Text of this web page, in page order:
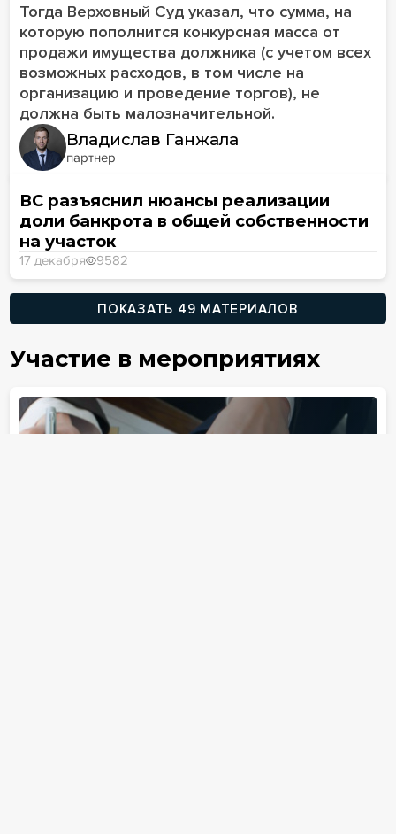
Тогда Верховный Суд указал, что сумма, на
которую пополнится конкурсная масса от
продажи имущества должника (с учетом всех
возможных расходов, в том числе на
организацию и проведение торгов), не
должна быть малозначительной.
Владислав Ганжала
партнер
ВС разъяснил нюансы реализации
доли банкрота в общей собственности
на участок
17 декабря 9582
ПОКАЗАТЬ 49 МАТЕРИАЛОВ
Участие в мероприятиях